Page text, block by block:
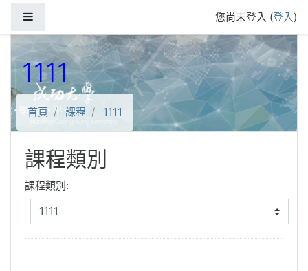
您尚未登入 (登入)
1111
首頁 課程 1111
課程類別
課程類別: